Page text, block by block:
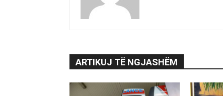
ARTIKUJ TË NGJASHËM